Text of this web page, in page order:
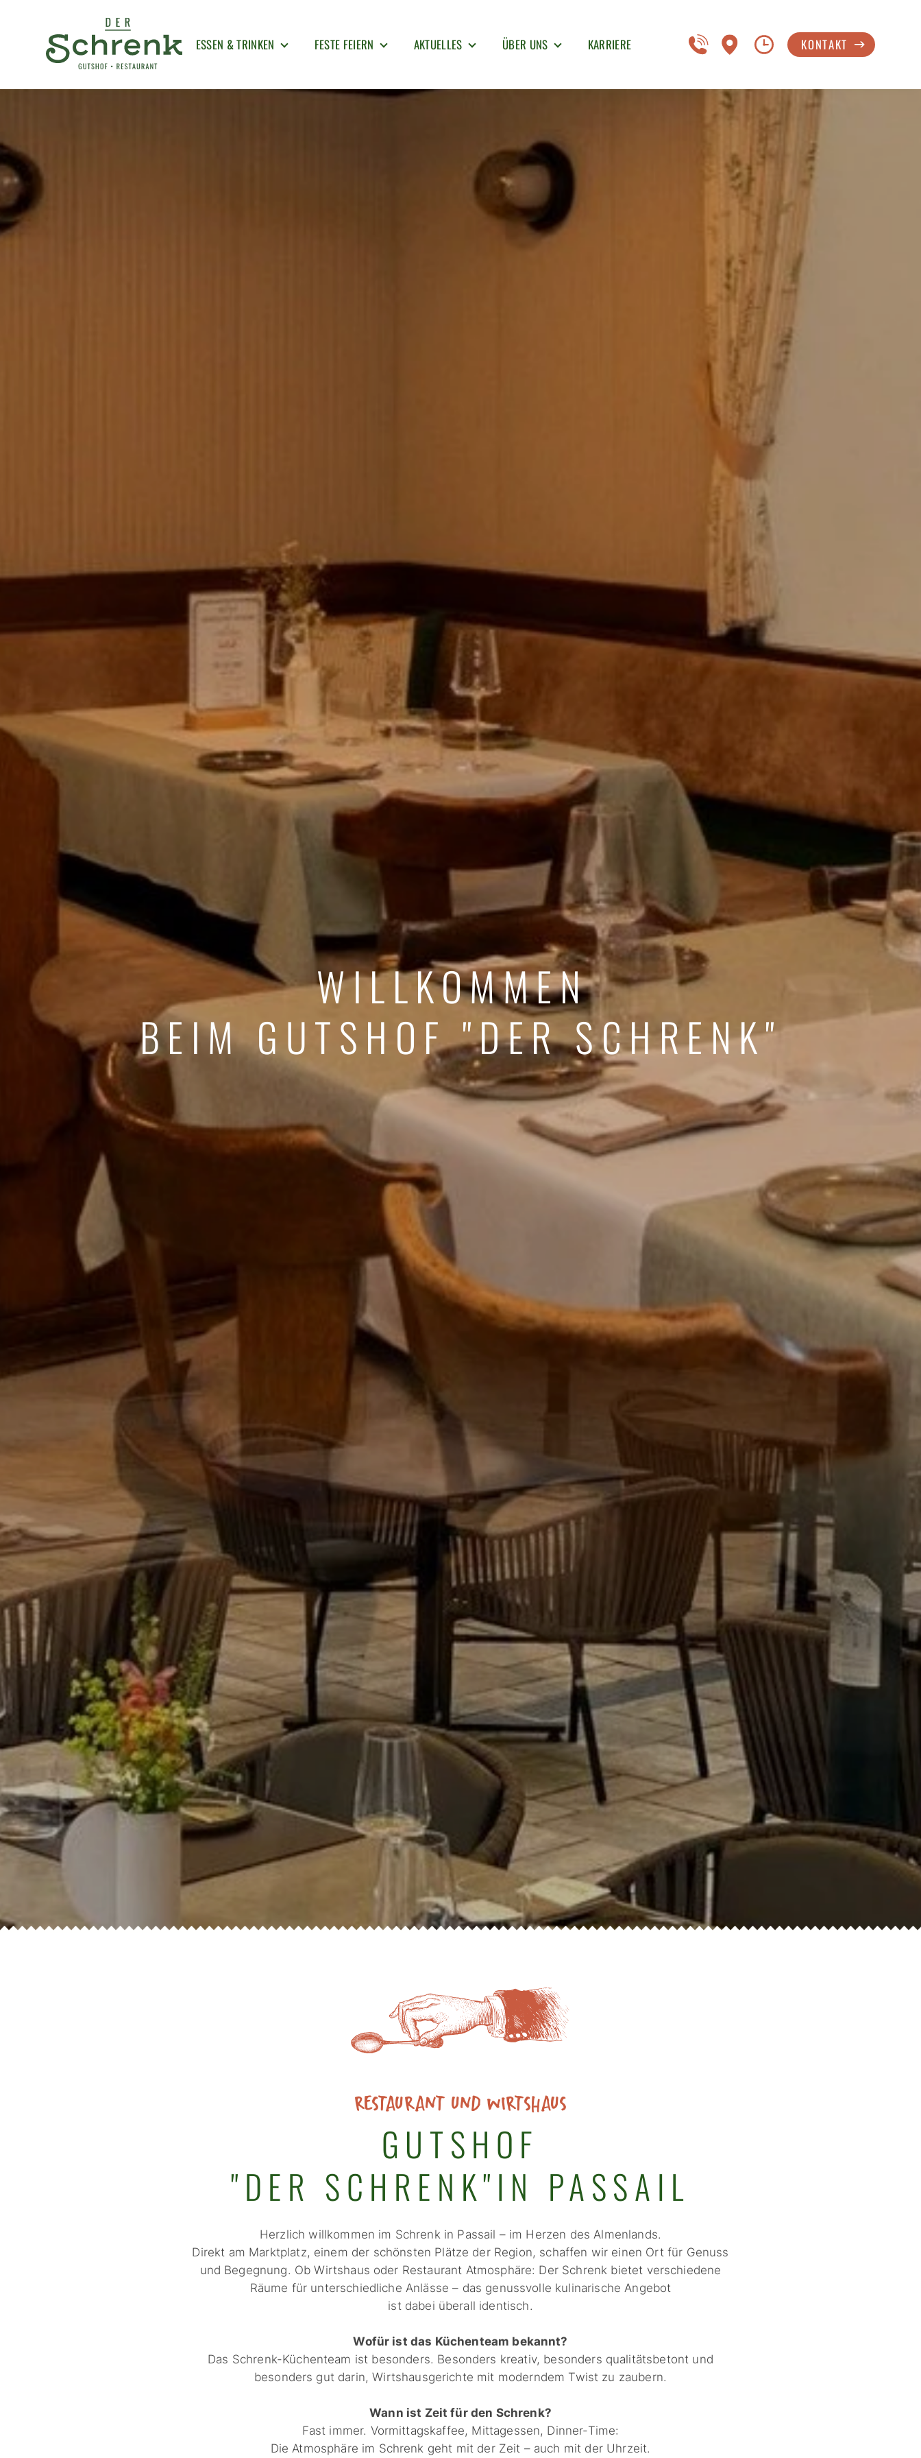
ESSEN & TRINKEN FESTE FEIERN AKTUELLES ÜBER UNS KARRIERE KONTAKT
WILLKOMMEN
BEIM GUTSHOF "DER SCHRENK"
RESTAURANT UND WIRTSHAUS
GUTSHOF
"DER SCHRENK"IN PASSAIL
Herzlich willkommen im Schrenk in Passail – im Herzen des Almenlands.
Direkt am Marktplatz, einem der schönsten Plätze der Region, schaffen wir einen Ort für Genuss
und Begegnung. Ob Wirtshaus oder Restaurant Atmosphäre: Der Schrenk bietet verschiedene
Räume für unterschiedliche Anlässe – das genussvolle kulinarische Angebot
ist dabei überall identisch.
Wofür ist das Küchenteam bekannt?
Das Schrenk-Küchenteam ist besonders. Besonders kreativ, besonders qualitätsbetont und
besonders gut darin, Wirtshausgerichte mit moderndem Twist zu zaubern.
Wann ist Zeit für den Schrenk?
Fast immer. Vormittagskaffee, Mittagessen, Dinner-Time:
Die Atmosphäre im Schrenk geht mit der Zeit – auch mit der Uhrzeit.